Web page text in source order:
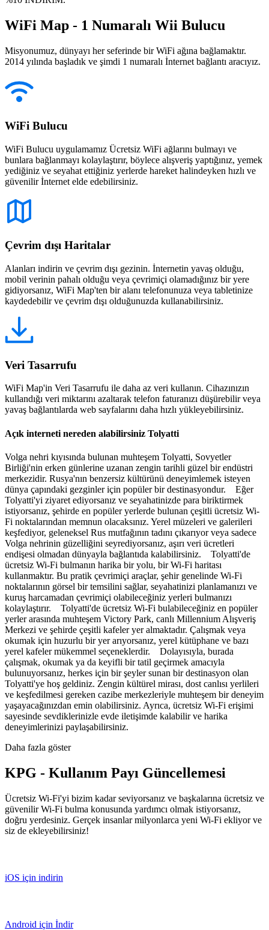
WiFi Map - 1 Numaralı Wii Bulucu
Misyonumuz, dünyayı her seferinde bir WiFi ağına bağlamaktır.
2014 yılında başladık ve şimdi 1 numaralı İnternet bağlantı aracıyız.
WiFi Bulucu
WiFi Bulucu uygulamamız Ücretsiz WiFi ağlarını bulmayı ve
bunlara bağlanmayı kolaylaştırır, böylece alışveriş yaptığınız, yemek
yediğiniz ve seyahat ettiğiniz yerlerde hareket halindeyken hızlı ve
güvenilir İnternet elde edebilirsiniz.
Çevrim dışı Haritalar
Alanları indirin ve çevrim dışı gezinin. İnternetin yavaş olduğu,
mobil verinin pahalı olduğu veya çevrimiçi olamadığınız bir yere
gidiyorsanız, WiFi Map'ten bir alanı telefonunuza veya tabletinize
kaydedebilir ve çevrim dışı olduğunuzda kullanabilirsiniz.
Veri Tasarrufu
WiFi Map'in Veri Tasarrufu ile daha az veri kullanın. Cihazınızın
kullandığı veri miktarını azaltarak telefon faturanızı düşürebilir veya
yavaş bağlantılarda web sayfalarını daha hızlı yükleyebilirsiniz.
Açık interneti nereden alabilirsiniz Tolyatti
Volga nehri kıyısında bulunan muhteşem Tolyatti, Sovyetler
Birliği'nin erken günlerine uzanan zengin tarihli güzel bir endüstri
merkezidir. Rusya'nın benzersiz kültürünü deneyimlemek isteyen
dünya çapındaki gezginler için popüler bir destinasyondur. Eğer
Tolyatti'yi ziyaret ediyorsanız ve seyahatinizde para biriktirmek
istiyorsanız, şehirde en popüler yerlerde bulunan çeşitli ücretsiz Wi-
Fi noktalarından memnun olacaksınız. Yerel müzeleri ve galerileri
keşfediyor, geleneksel Rus mutfağının tadını çıkarıyor veya sadece
Volga nehrinin güzelliğini seyrediyorsanız, aşırı veri ücretleri
endişesi olmadan dünyayla bağlantıda kalabilirsiniz. Tolyatti'de
ücretsiz Wi-Fi bulmanın harika bir yolu, bir Wi-Fi haritası
kullanmaktır. Bu pratik çevrimiçi araçlar, şehir genelinde Wi-Fi
noktalarının görsel bir temsilini sağlar, seyahatinizi planlamanızı ve
kuruş harcamadan çevrimiçi olabileceğiniz yerleri bulmanızı
kolaylaştırır. Tolyatti'de ücretsiz Wi-Fi bulabileceğiniz en popüler
yerler arasında muhteşem Victory Park, canlı Millennium Alışveriş
Merkezi ve şehirde çeşitli kafeler yer almaktadır. Çalışmak veya
okumak için huzurlu bir yer arıyorsanız, yerel kütüphane ve bazı
yerel kafeler mükemmel seçeneklerdir. Dolayısıyla, burada
çalışmak, okumak ya da keyifli bir tatil geçirmek amacıyla
bulunuyorsanız, herkes için bir şeyler sunan bir destinasyon olan
Tolyatti'ye hoş geldiniz. Zengin kültürel mirası, dost canlısı yerlileri
ve keşfedilmesi gereken cazibe merkezleriyle muhteşem bir deneyim
yaşayacağınızdan emin olabilirsiniz. Ayrıca, ücretsiz Wi-Fi erişimi
sayesinde sevdiklerinizle evde iletişimde kalabilir ve harika
deneyimlerinizi paylaşabilirsiniz.
Daha fazla göster
KPG - Kullanım Payı Güncellemesi
Ücretsiz Wi-Fi'yi bizim kadar seviyorsanız ve başkalarına ücretsiz ve
güvenilir Wi-Fi bulma konusunda yardımcı olmak istiyorsanız,
doğru yerdesiniz. Gerçek insanlar milyonlarca yeni Wi-Fi ekliyor ve
siz de ekleyebilirsiniz!
iOS için indirin
Android için İndir